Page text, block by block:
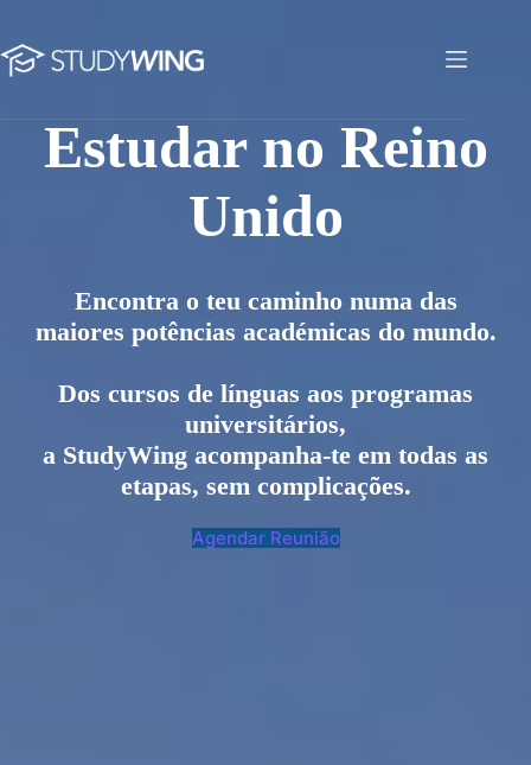
o
conteúdo
Estudar no Reino Unido
Estudar no Reino
Unido
Encontra o teu caminho numa das
maiores potências académicas do mundo.
Dos cursos de línguas aos programas
universitários,
a StudyWing acompanha-te em todas as
etapas, sem complicações.
Agendar Reunião